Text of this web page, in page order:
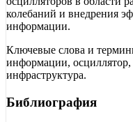
колебаний и внедрения
информации.
Ключевые слова и
информации,
инфраструктура.
Библиография